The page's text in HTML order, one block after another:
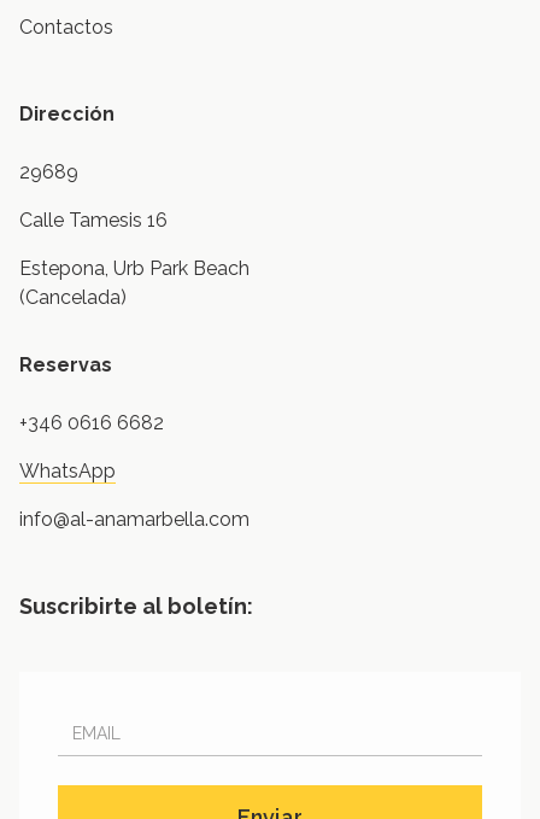
Contactos
Dirección
29689
Calle Tamesis 16
Estepona, Urb Park Beach
(Cancelada)
Reservas
+346 0616 6682
WhatsApp
info@al-anamarbella.com
Suscribirte al boletín: